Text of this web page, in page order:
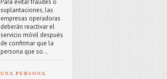
suplantaciones, las
empresas operadoras
deberán reactivar el
servicio móvil después
de confirmar que la
persona que so...
UNA PERSONA